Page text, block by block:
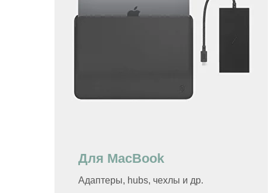
Для MacBook
Адаптеры, hubs, чехлы и др.